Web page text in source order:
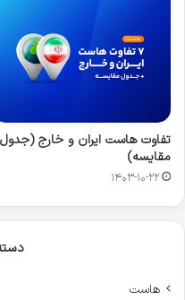
تفاوت هاست ایران و خارج (جدول
مقایسه)
۱۴۰۳-۱۰-۲۲
هاست